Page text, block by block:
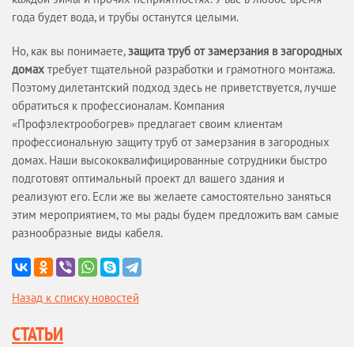
года будет вода, и трубы останутся целыми.
Но, как вы понимаете,защита труб от замерзания в загородных
домах требует тщательной разработки и грамотного монтажа.
Поэтому дилетантский подход здесь не приветствуется, лучше
обратиться к профессионалам. Компания
«Профэлектрообогрев» предлагает своим клиентам
профессиональную защиту труб от замерзания в загородных
домах. Наши высококвалифицированные сотрудники быстро
подготовят оптимальный проект дл вашего здания и
реализуют его. Если же вы желаете самостоятельно заняться
этим мероприятием, то мы рады будем предложить вам самые
разнообразные виды кабеля.
Назад к списку новостей
СТАТЬИ